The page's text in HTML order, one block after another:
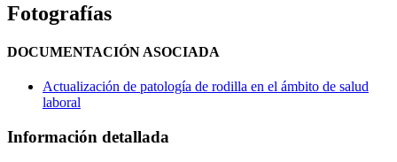
Fotografías
DOCUMENTACIÓN ASOCIADA
Actualización de patología de rodilla en el ámbito de salud
laboral
Información detallada